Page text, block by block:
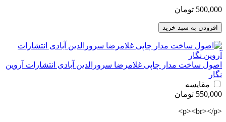
500,000 تومان
افزودن به سبد خرید
اصول ساخت مدار چاپی غلامرضا سرورالدین آبادی انتشارات آروین
نگار
مقایسه
550,000 تومان
<p><br></p>